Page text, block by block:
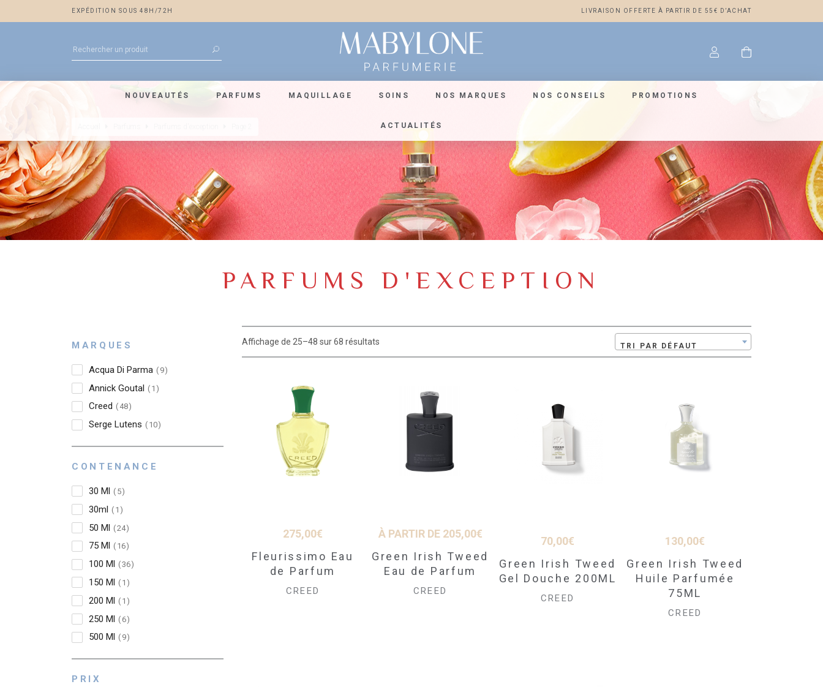
EXPÉDITION SOUS 48H/72H LIVRAISON OFFERTE À PARTIR DE 55€ D’ACHAT
NOUVEAUTÉS PARFUMS MAQUILLAGE SOINS NOS MARQUES NOS CONSEILS PROMOTIONS
ACTUALITÉS
PARFUMS D'EXCEPTION
Affichage de 25–48 sur 68 résultats TRI PAR DÉFAUT
275,00€
Fleurissimo Eau
de Parfum
CREED
À PARTIR DE 205,00€
Green Irish Tweed
Eau de Parfum
CREED
70,00€
Green Irish Tweed
Gel Douche 200ML
CREED
130,00€
Green Irish Tweed
Huile Parfumée
75ML
CREED
MARQUES
Acqua Di Parma 9
Annick Goutal 1
Creed 48
Serge Lutens 10
CONTENANCE
30 Ml 5
30ml 1
50 Ml 24
75 Ml 16
100 Ml 36
150 Ml 1
200 Ml 1
250 Ml 6
500 Ml 9
PRIX